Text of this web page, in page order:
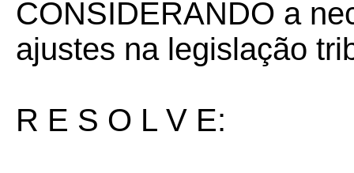
CONSIDERANDO a
ajustes na legislação
R E S O L V E: